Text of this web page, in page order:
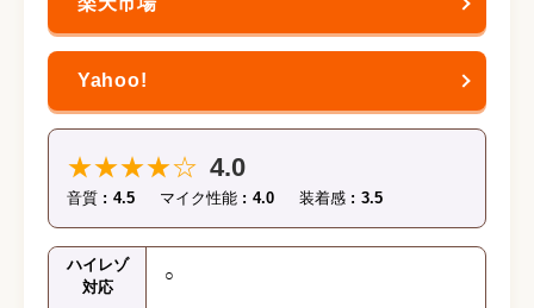
★★★★☆ 4.0
音質 4.5 マイク性能 4.0 装着感 3.5
ハイレゾ
対応
○